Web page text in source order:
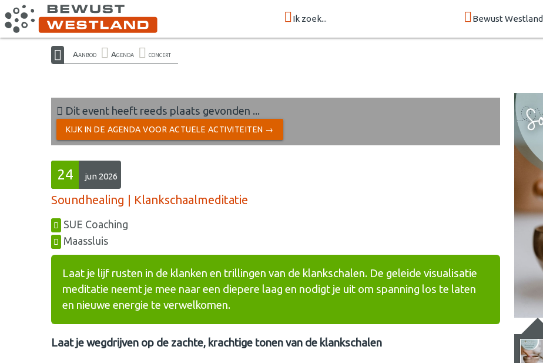
Ik zoek... Bewust Westland
Aanbod Agenda concert
Dit event heeft reeds plaats gevonden ...
KIJK IN DE AGENDA VOOR ACTUELE ACTIVITEITEN →
24 jun 2026
Soundhealing | Klankschaalmeditatie
SUE Coaching
Maassluis
Laat je lijf rusten in de klanken en trillingen van de klankschalen. De geleide visualisatie
meditatie neemt je mee naar een diepere laag en nodigt je uit om spanning los te laten
en nieuwe energie te verwelkomen.
Laat je wegdrijven op de zachte, krachtige tonen van de klankschalen